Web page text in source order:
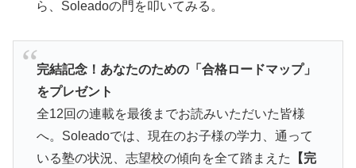
ら、Soleadoの門を叩いてみる。
完結記念！あなたのための「合格ロードマップ」
をプレゼント
全12回の連載を最後までお読みいただいた皆様
へ。Soleadoでは、現在のお子様の学力、通って
いる塾の状況、志望校の傾向を全て踏まえた
【完